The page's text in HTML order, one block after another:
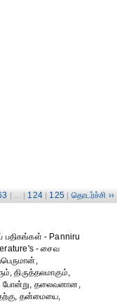
| ... | 124 | 125 | தொடர்ச்சி ››
பதிகங்கள் - Panniru
- சைவ
திருத்தலமாகும்,
போன்று, தலைவனான,
தன்மையை,